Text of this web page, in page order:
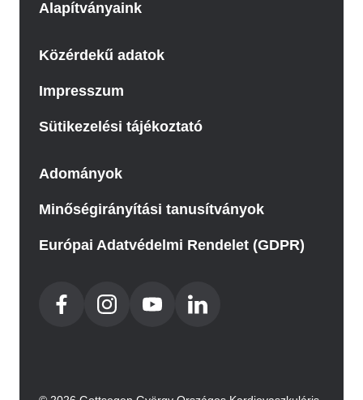
Alapítványaink
Közérdekű adatok
Impresszum
Sütikezelési tájékoztató
Adományok
Minőségirányítási tanusítványok
Európai Adatvédelmi Rendelet (GDPR)